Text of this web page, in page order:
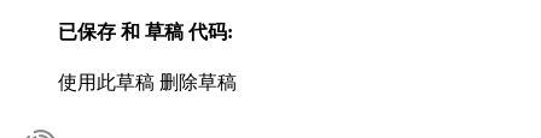
已保存 和 草稿代码:
使用此草稿 删除草稿